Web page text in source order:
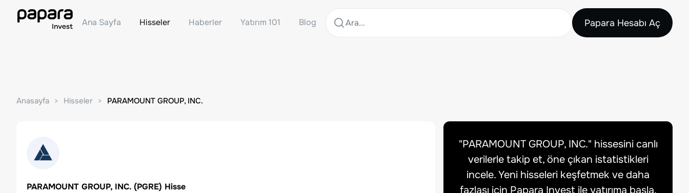
Ana Sayfa Hisseler Haberler Yatırım 101 Blog Papara Hesabı Aç
Anasayfa Hisseler PARAMOUNT GROUP, INC.
PARAMOUNT GROUP, INC. (PGRE) Hisse
"PARAMOUNT GROUP, INC." hissesini canlı
verilerle takip et, öne çıkan istatistikleri
incele. Yeni hisseleri keşfetmek ve daha
fazlası için Papara Invest ile yatırıma başla.